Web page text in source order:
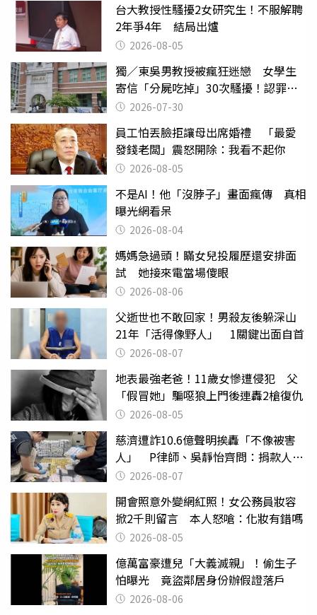
台大教授性騷擾2女研究生！不服解聘
2年爭4年 結局出爐
2026-08-05
獨／東吳男教授被瘋狂迷戀 女學生
寄信「分屍吃掉」30次騷擾！認罪免
關 2026-07-30
員工怕丟臉拒讓母出席婚禮 「最愛
發錢老闆」震怒開除：我看不起你
2026-08-05
不是AI！他「沒脖子」畫面瘋傳 真相
曝光網看呆
2026-08-04
媽媽急過頭！瞞女兒投履歷還安排面
試 她接來電當場傻眼
2026-08-06
父逝世也不敢回家！男殺友後躲深山
21年「活得像野人」 1關鍵出面自首
2026-08-07
地表最強老爸！11歲女慘遭侵犯 父
「假冒她」騙噁狼上門後連轟2槍復仇
2026-08-05
慈濟遭詐10.6億聲明挨轟「不像被害
人」 P律師、吳靜怡齊問：捐款人有
權知道真相
2026-08-07
開會照意外變網紅照！女公務員妝容
掀2千則留言 本人怒嗆：化妝有錯嗎
2026-08-05
億萬富豪遭兒「大義滅親」！偷生子
怕曝光 竟盜鄰居身份辦假證落戶
2026-08-06